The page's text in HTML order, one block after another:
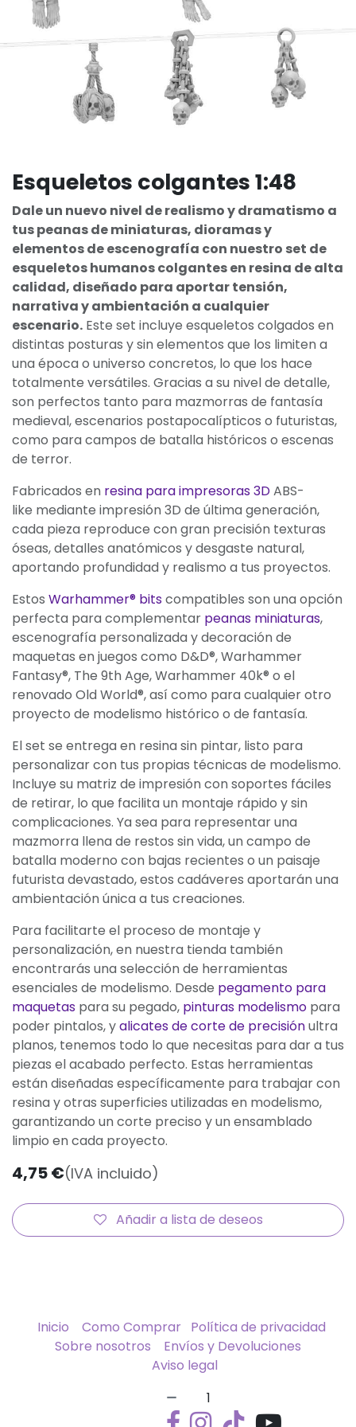
Esqueletos colgantes 1:48
Dale un nuevo nivel de realismo y dramatismo a
tus peanas de miniaturas, dioramas y
elementos de escenografía con nuestro set de
esqueletos humanos colgantes en resina de alta
calidad, diseñado para aportar tensión,
narrativa y ambientación a cualquier
escenario. Este set incluye esqueletos colgados en
distintas posturas y sin elementos que los limiten a
una época o universo concretos, lo que los hace
totalmente versátiles. Gracias a su nivel de detalle,
son perfectos tanto para mazmorras de fantasía
medieval, escenarios postapocalípticos o futuristas,
como para campos de batalla históricos o escenas
de terror.
Fabricados en resina para impresoras 3DABS-
like mediante impresión 3D de última generación,
cada pieza reproduce con gran precisión texturas
óseas, detalles anatómicos y desgaste natural,
aportando profundidad y realismo a tus proyectos.
Estos Warhammer® bitscompatibles son una opción
perfecta para complementar peanas miniaturas,
escenografía personalizada y decoración de
maquetas en juegos como D&D®, Warhammer
Fantasy®, The 9th Age, Warhammer 40k® o el
renovado Old World®, así como para cualquier otro
proyecto de modelismo histórico o de fantasía.
El set se entrega en resina sin pintar, listo para
personalizar con tus propias técnicas de modelismo.
Incluye su matriz de impresión con soportes fáciles
de retirar, lo que facilita un montaje rápido y sin
complicaciones. Ya sea para representar una
mazmorra llena de restos sin vida, un campo de
batalla moderno con bajas recientes o un paisaje
futurista devastado, estos cadáveres aportarán una
ambientación única a tus creaciones.
Para facilitarte el proceso de montaje y
personalización, en nuestra tienda también
encontrarás una selección de herramientas
esenciales de modelismo. Desde pegamento para
maquetas para su pegado, pinturas modelismo para
poder pintalos, yalicates de corte de precisiónultra
planos, tenemos todo lo que necesitas para dar a tus
piezas el acabado perfecto. Estas herramientas
están diseñadas específicamente para trabajar con
resina y otras superficies utilizadas en modelismo,
garantizando un corte preciso y un ensamblado
limpio en cada proyecto.
4,75€(IVA incluido)
Añadir a lista de deseos
Inicio Como Comprar Política de privacidad
Sobre nosotros
Envíos y Devoluciones
Aviso legal